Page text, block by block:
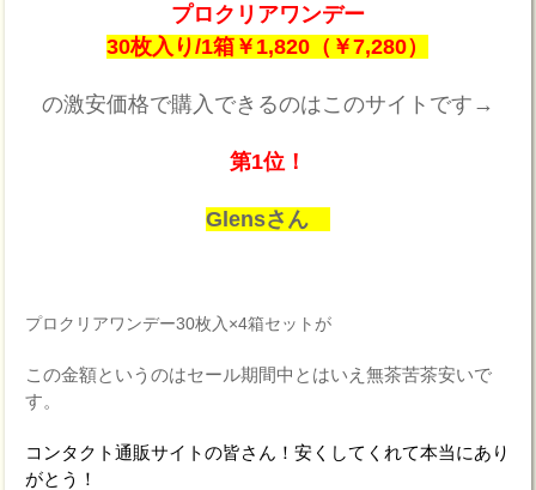
プロクリアワンデー
30枚入り/1箱￥1,820（￥7,280）
の激安価格で購入できるのはこのサイトです→
第1位！
Glensさん
プロクリアワンデー30枚入×4箱セットが
この金額というのはセール期間中とはいえ無茶苦茶安いで
す。
コンタクト通販サイトの皆さん！安くしてくれて本当にあり
がとう！